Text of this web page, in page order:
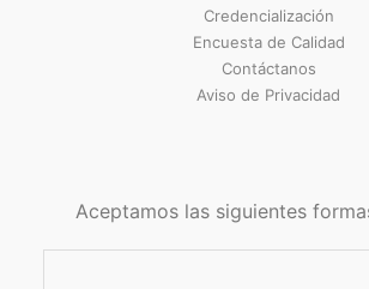
Credencialización
Encuesta de Calidad
Contáctanos
Aviso de Privacidad
Aceptamos las siguientes